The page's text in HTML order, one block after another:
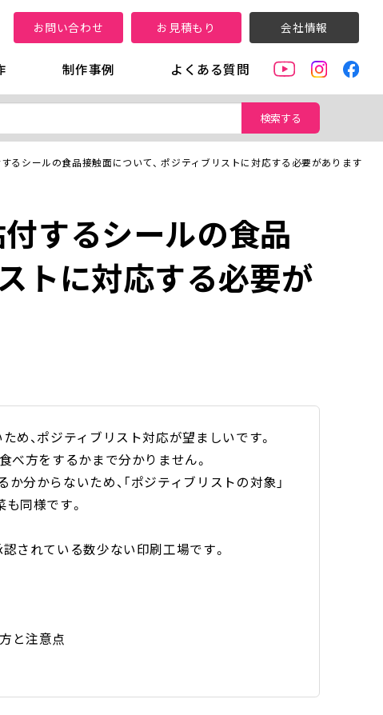
お問い合わせ お見積もり 会社情報
制作事例 よくある質問
検索する
するシールの食品接触面について、 ポジティブリストに対応する必要があります
付するシールの食品
トに対応する必要が
め、ポジティブリスト対応が望ましいです。
べ方をするかまで分かりません。
分からないため、「ポジティブリストの対象」
同様です。
されている数少ない印刷工場です。
と注意点